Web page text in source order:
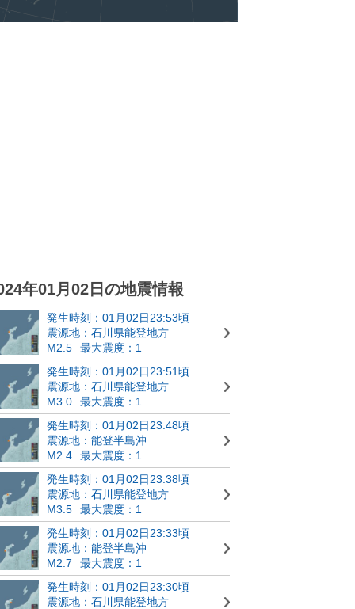
年01月02日の地震情報
発生時刻：01月02日23:53頃
震源地：石川県能登地方
M2.5
最大震度：1
発生時刻：01月02日23:51頃
震源地：石川県能登地方
M3.0
最大震度：1
発生時刻：01月02日23:48頃
震源地：能登半島沖
M2.4
最大震度：1
発生時刻：01月02日23:38頃
震源地：石川県能登地方
M3.5
最大震度：1
発生時刻：01月02日23:33頃
震源地：能登半島沖
M2.7
最大震度：1
発生時刻：01月02日23:30頃
震源地：石川県能登地方